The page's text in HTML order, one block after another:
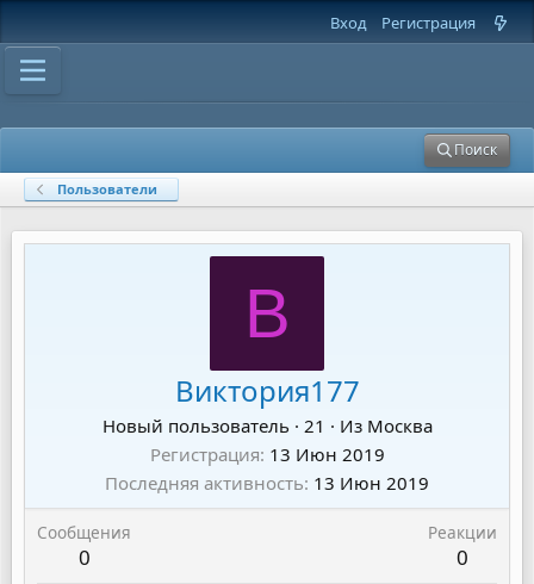
Вход Регистрация
Поиск
Пользователи
В
Виктория177
Новый пользователь · 21 · Из Москва
Регистрация 13 Июн 2019
Последняя активность 13 Июн 2019
Сообщения
0
Реакции
0